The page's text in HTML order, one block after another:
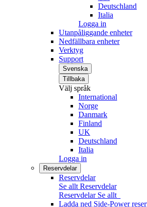
Deutschland
Italia
Logga in
Utanpåliggande enheter
Nedfällbara enheter
Verktyg
Support
Svenska
Tillbaka
Välj språk
International
Norge
Danmark
Finland
UK
Deutschland
Italia
Logga in
Reservdelar
Reservdelar
Se allt Reservdelar
Reservdelar Se allt
Ladda ned Side-Power